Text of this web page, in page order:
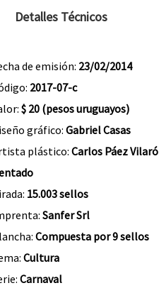
Detalles Técnicos
de emisión: 23/02/2014
2017-07-c
$ 20 (pesos uruguayos)
gráfico: Gabriel Casas
plástico: Carlos Páez Vilaró
15.003 sellos
Sanfer Srl
Compuesta por 9 sellos
Cultura
Carnaval